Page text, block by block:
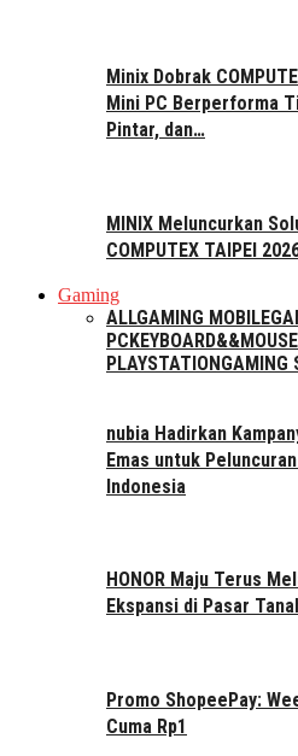
Minix Dobrak
Mini PC Berperforma
Pintar, dan…
MINIX Meluncurkan
COMPUTEX TAIPEI
Gaming
ALLGAMING MOBILE
PC KEYBOARD&&MOUSE
PLAYSTATION GAMING
nubia Hadirkan
Emas untuk
Indonesia
HONOR Maju Terus
Ekspansi di Pasar
Promo ShopeePay:
Cuma Rp1